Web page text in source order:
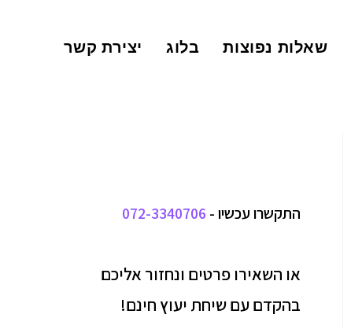
שאלות נפוצות בלוג יצירת קשר
התקשרו עכשיו - 072-3340706
או השאירו פרטים ונחזור אליכם
בהקדם עם שיחת יעוץ חינם!